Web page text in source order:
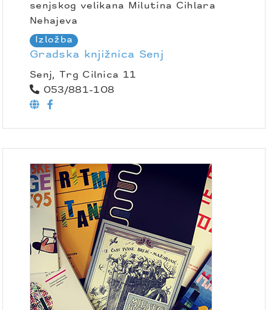
senjskog velikana Milutina Cihlara
Nehajeva
Izložba
Gradska knjižnica Senj
Senj, Trg Cilnica 11
053/881-108